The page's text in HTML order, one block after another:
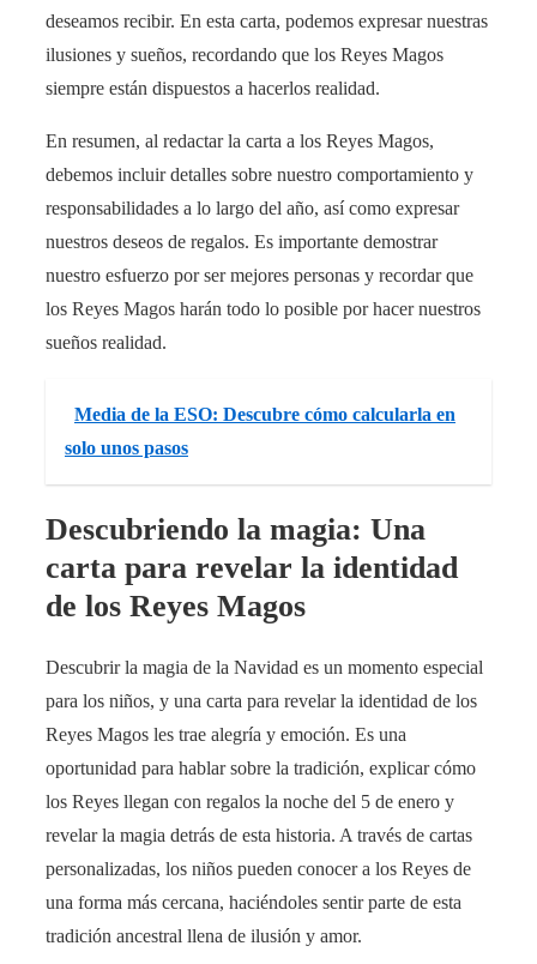
deseamos recibir. En esta carta, podemos expresar nuestras
ilusiones y sueños, recordando que los Reyes Magos
siempre están dispuestos a hacerlos realidad.
En resumen, al redactar la carta a los Reyes Magos,
debemos incluir detalles sobre nuestro comportamiento y
responsabilidades a lo largo del año, así como expresar
nuestros deseos de regalos. Es importante demostrar
nuestro esfuerzo por ser mejores personas y recordar que
los Reyes Magos harán todo lo posible por hacer nuestros
sueños realidad.
Media de la ESO: Descubre cómo calcularla en
solo unos pasos
Descubriendo la magia: Una
carta para revelar la identidad
de los Reyes Magos
Descubrir la magia de la Navidad es un momento especial
para los niños, y una carta para revelar la identidad de los
Reyes Magos les trae alegría y emoción. Es una
oportunidad para hablar sobre la tradición, explicar cómo
los Reyes llegan con regalos la noche del 5 de enero y
revelar la magia detrás de esta historia. A través de cartas
personalizadas, los niños pueden conocer a los Reyes de
una forma más cercana, haciéndoles sentir parte de esta
tradición ancestral llena de ilusión y amor.